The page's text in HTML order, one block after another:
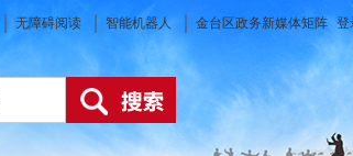
无障碍阅读 智能机器人 金台区政务新媒体矩阵 登